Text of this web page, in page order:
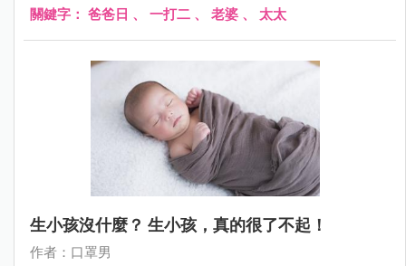
關鍵字： 爸爸日 、 一打二 、 老婆 、 太太
生小孩沒什麼？ 生小孩，真的很了不起！
作者：口罩男